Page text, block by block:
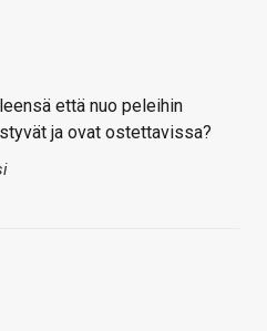
että nuo peleihin
ja ovat ostettavissa?